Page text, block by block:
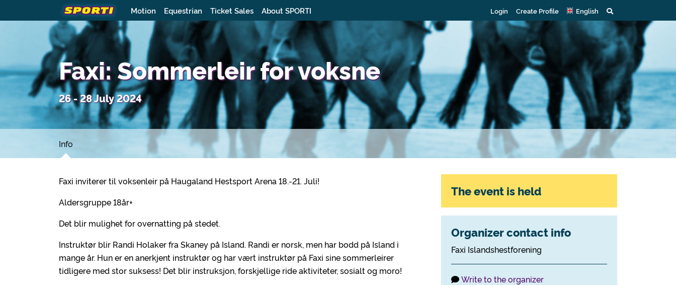
Motion Equestrian Ticket Sales About SPORTI Login Create Profile English
Faxi: Sommerleir for voksne
26 - 28 July 2024
Info
Faxi inviterer til voksenleir på Haugaland Hestsport Arena 18.-21. Juli!
Aldersgruppe 18år+
Det blir mulighet for overnatting på stedet.
Instruktør blir Randi Holaker fra Skaney på Island. Randi er norsk, men har bodd på Island i
mange år. Hun er en anerkjent instruktør og har vært instruktør på Faxi sine sommerleirer
tidligere med stor suksess! Det blir instruksjon, forskjellige ride aktiviteter, sosialt og moro!
The event is held
Organizer contact info
Faxi Islandshestforening
Write to the organizer